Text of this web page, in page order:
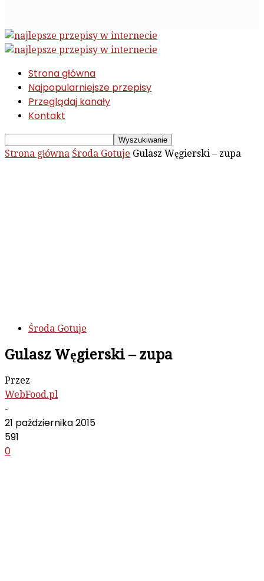
Strona główna
Najpopularniejsze przepisy
Przeglądaj kanały
Kontakt
Strona główna Środa Gotuje Gulasz Węgierski – zupa
Środa Gotuje
Gulasz Węgierski – zupa
Przez
WebFood.pl
-
21 października 2015
591
0